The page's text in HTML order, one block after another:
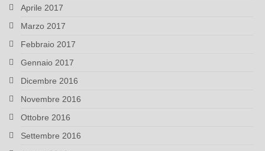
Aprile 2017
Marzo 2017
Febbraio 2017
Gennaio 2017
Dicembre 2016
Novembre 2016
Ottobre 2016
Settembre 2016